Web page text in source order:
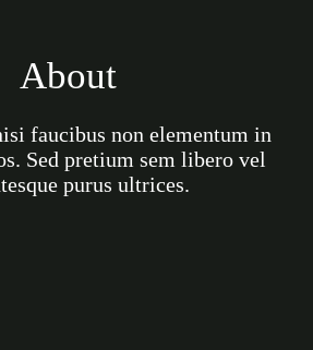
About
faucibus non elementum in
Sed pretium sem libero vel
purus ultrices.